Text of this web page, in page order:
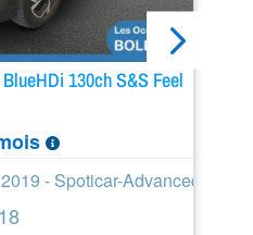
130ch S&S Feel
- Spoticar-Advanced